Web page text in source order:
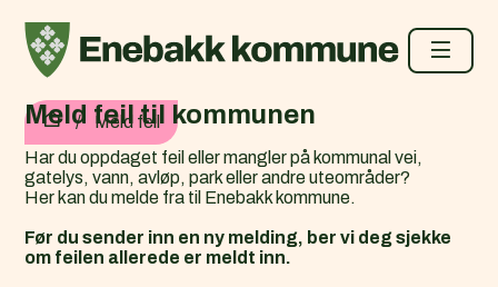
Du er her:Meld feil
Meld feil til kommunen
Har du oppdaget feil eller mangler på kommunal vei,
gatelys, vann, avløp, park eller andre uteområder?
Her kan du melde fra til Enebakk kommune.
Før du sender inn en ny melding, ber vi deg sjekke
om feilen allerede er meldt inn.